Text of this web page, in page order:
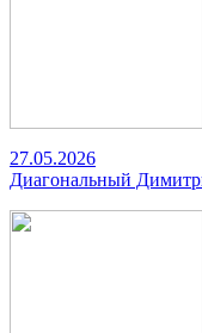
27.05.2026
Диагональный